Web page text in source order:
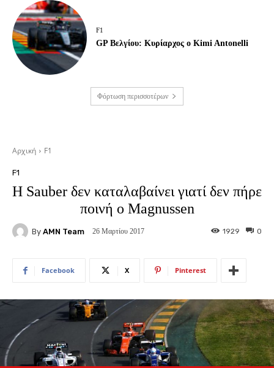
F1
GP Βελγίου: Κυρίαρχος ο Kimi Antonelli
Φόρτωση περισσοτέρων